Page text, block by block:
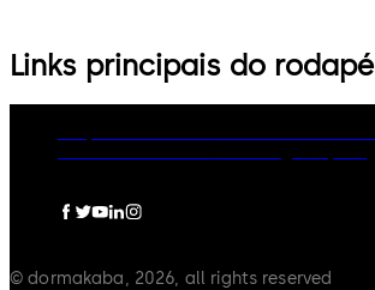
Links principais do rodapé
© dormakaba, 2026, all rights reserved